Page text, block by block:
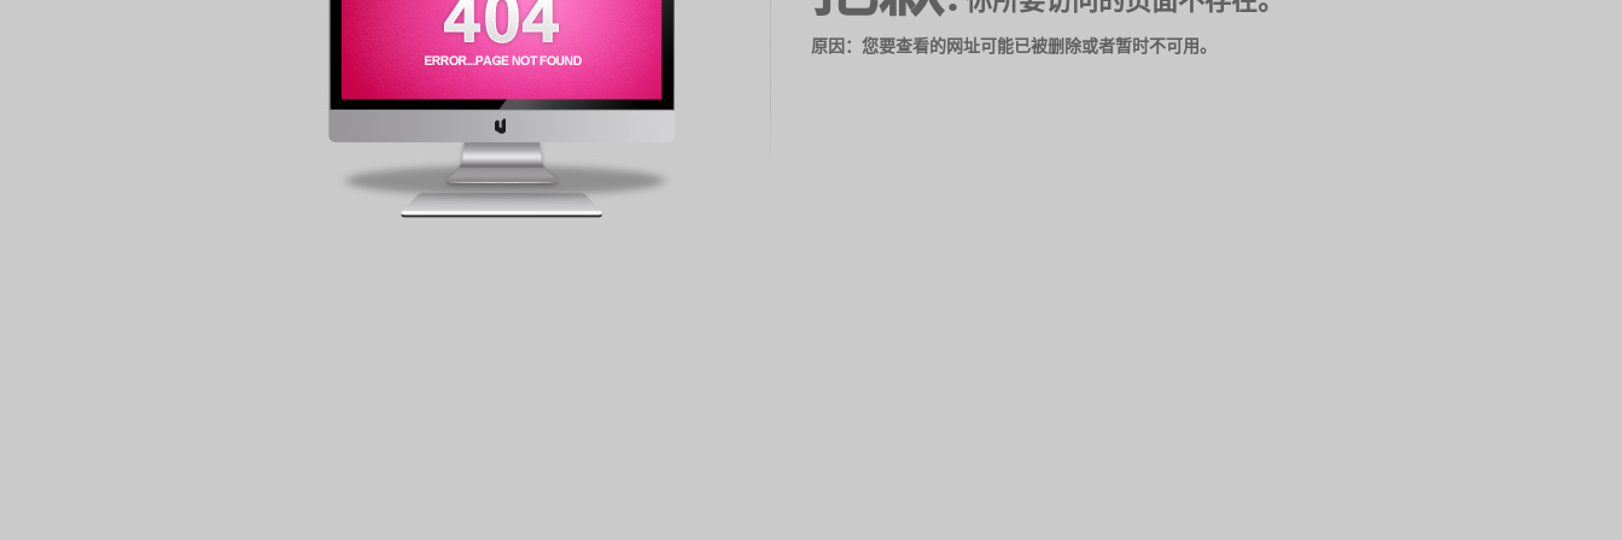
原因：您要查看的网址可能已被删除或者暂时不可用。